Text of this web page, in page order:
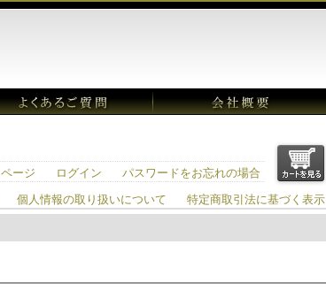
ージ ログイン パスワードをお忘れの場合
個人情報の取り扱いについて 特定商取引法に基づく表示